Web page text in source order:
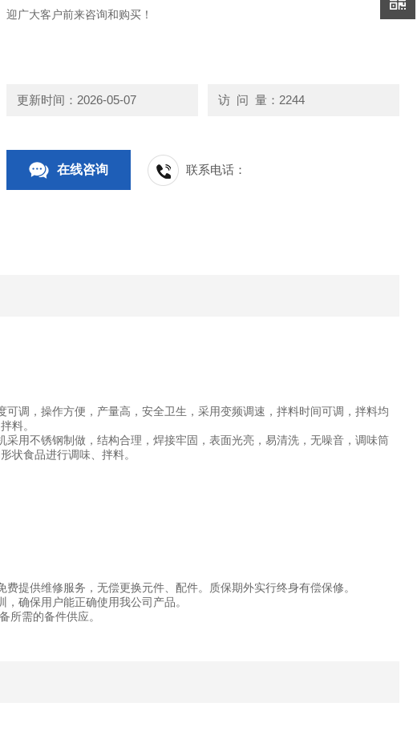
迎广大客户前来咨询和购买！
更新时间：2026-05-07 访 问 量：2244
在线咨询 联系电话：
调，操作方便，产量高，安全卫生，采用变频调速，拌料时间可调，拌料均
料。
用不锈钢制做，结构合理，焊接牢固，表面光亮，易清洗，无噪音，调味筒
状食品进行调味、拌料。
提供维修服务，无偿更换元件、配件。质保期外实行终身有偿保修。
确保用户能正确使用我公司产品。
所需的备件供应。